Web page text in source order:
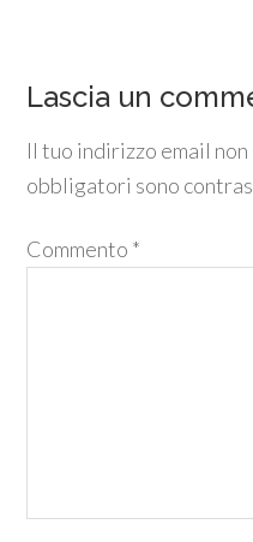
Lascia un
Il tuo indirizzo email
obbligatori sono
Commento *